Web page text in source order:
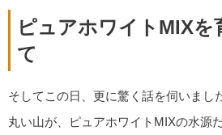
ピュアホワイトMIXを
て
そしてこの日、更に驚く話を伺いまし
丸い山が、ピュアホワイトMIXの水源